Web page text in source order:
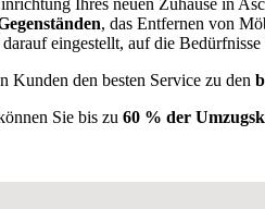
, das Entfernen von
eingestellt, auf die
Kunden den besten Service zu den
Sie bis zu 60 % der